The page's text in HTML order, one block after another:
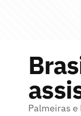
Palmeiras e